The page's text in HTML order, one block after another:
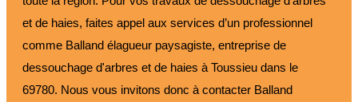
et de haies, faites appel aux services d’un professionnel
comme Balland élagueur paysagiste, entreprise de
dessouchage d'arbres et de haies à Toussieu dans le
69780. Nous vous invitons donc à contacter Balland